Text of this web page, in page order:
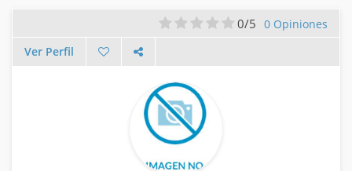
0/5 0 Opiniones
Ver Perfil